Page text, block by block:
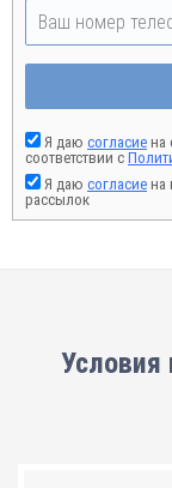
Я даю согласие на
соответствии с
Я даю согласие на
рассылок